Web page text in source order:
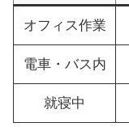
オフィス作業
電車・バス内
就寝中